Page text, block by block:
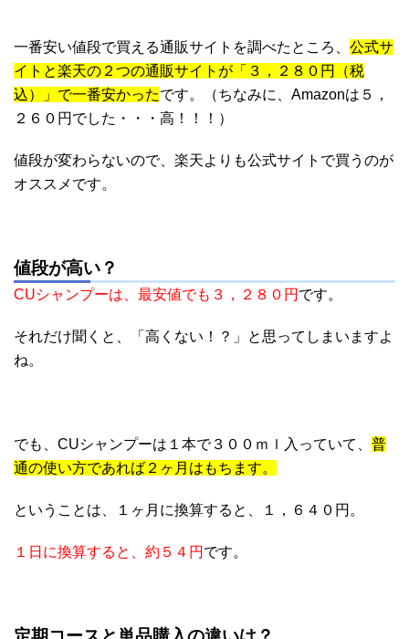
一番安い値段で買える通販サイトを調べたところ、 公式サ
イトと楽天の２つの通販サイトが「３，２８０円（税
込）」で一番安かったです。（ちなみに、Amazonは５，
２６０円でした・・・高！！！）
値段が変わらないので、楽天よりも公式サイトで買うのが
オススメです。
値段が高い？
CUシャンプーは、最安値でも３，２８０円 です。
それだけ聞くと、「高くない！？」と思ってしまいますよ
ね。
でも、CUシャンプーは１本で３００ｍｌ入っていて、 普
通の使い方であれば２ヶ月はもちます。
ということは、１ヶ月に換算すると、１，６４０円。
１日に換算すると、約５４円 です。